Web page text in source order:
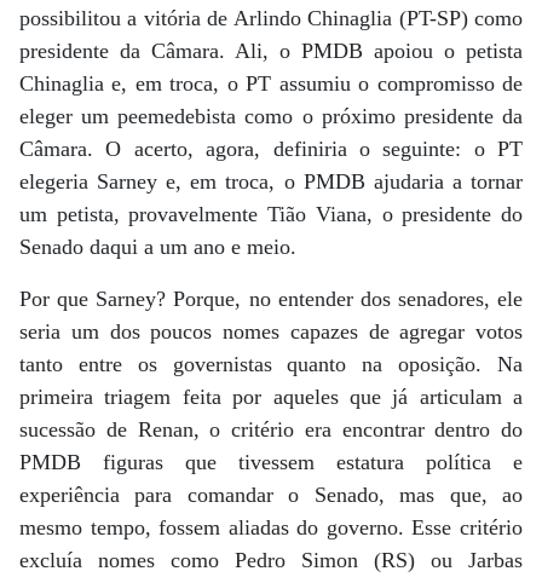
possibilitou a vitória de Arlindo Chinaglia (PT-SP) como
presidente da Câmara. Ali, o PMDB apoiou o petista
Chinaglia e, em troca, o PT assumiu o compromisso de
eleger um peemedebista como o próximo presidente da
Câmara. O acerto, agora, definiria o seguinte: o PT
elegeria Sarney e, em troca, o PMDB ajudaria a tornar
um petista, provavelmente Tião Viana, o presidente do
Senado daqui a um ano e meio.
Por que Sarney? Porque, no entender dos senadores, ele
seria um dos poucos nomes capazes de agregar votos
tanto entre os governistas quanto na oposição. Na
primeira triagem feita por aqueles que já articulam a
sucessão de Renan, o critério era encontrar dentro do
PMDB figuras que tivessem estatura política e
experiência para comandar o Senado, mas que, ao
mesmo tempo, fossem aliadas do governo. Esse critério
excluía nomes como Pedro Simon (RS) ou Jarbas